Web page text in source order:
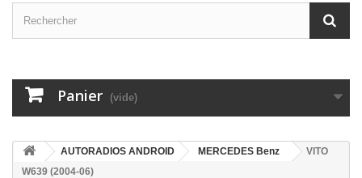
Panier (vide)
AUTORADIOS ANDROID MERCEDES Benz
VITO
W639 (2004-06)